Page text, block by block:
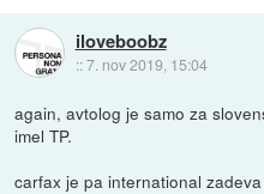
iloveboobz
::7. nov 2019, 15:04
again, avtolog je samo za
imel TP.
carfax je pa international